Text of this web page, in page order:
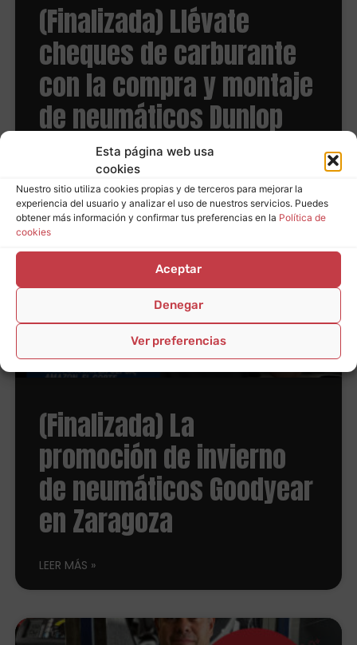
Esta página web usa
cookies
Nuestro sitio utiliza cookies propias y de terceros para mejorar la
experiencia del usuario y analizar el uso de nuestros servicios. Puedes
obtener más información y confirmar tus preferencias en la Política de
cookies
Aceptar
Denegar
Ver preferencias
(Finalizada) Llévate
cheques de carburante
con la compra y montaje
de neumáticos Dunlop
(Finalizada) La
promoción de invierno
de neumáticos Goodyear
en Zaragoza
LEER MÁS